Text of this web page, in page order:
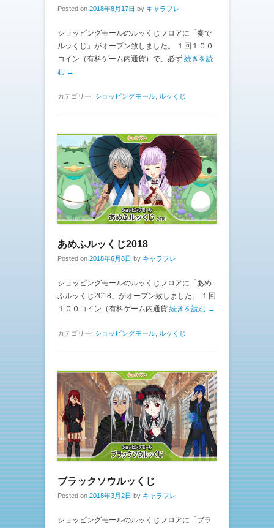
Posted on 2018年8月17日 by キャラフレ
ショッピングモールのルッくじフロアに「奏で
ルッくじ」がオープン致しました。 １回１００
コイン（有料ゲーム内通貨）で、必ず 続きを読
む →
カテゴリー: ショッピングモール ルッくじ
あめふルッくじ2018
Posted on 2018年6月8日 by キャラフレ
ショッピングモールのルッくじフロアに「あめ
ふルッくじ2018」がオープン致しました。 １回
１００コイン（有料ゲーム内通貨 続きを読む →
カテゴリー: ショッピングモール ルッくじ
ブラックソウルッくじ
Posted on 2018年3月2日 by キャラフレ
ショッピングモールのルッくじフロアに「ブラ